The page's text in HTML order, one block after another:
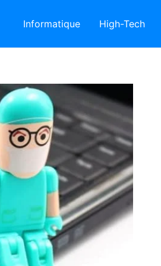
Informatique High-Tech